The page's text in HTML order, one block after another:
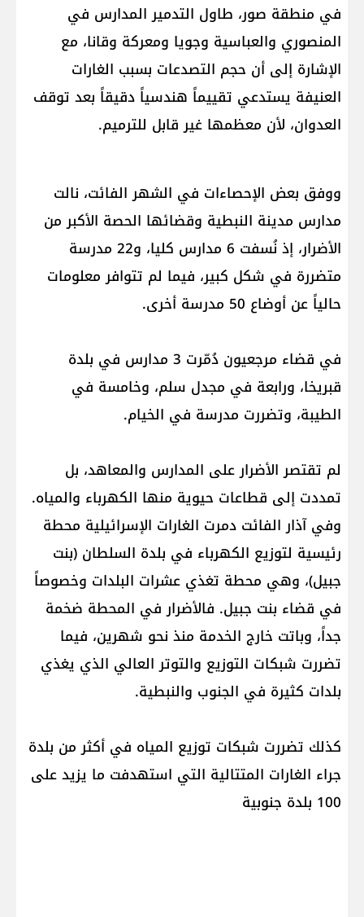
في منطقة صور، طاول التدمير المدارس في
المنصوري والعباسية وجويا ومعركة وقانا، مع
الإشارة إلى أن حجم التصدعات بسبب الغارات
العنيفة يستدعي تقييماً هندسياً دقيقاً بعد توقف
العدوان، لأن معظمها غير قابل للترميم.
ووفق بعض الإحصاءات في الشهر الفائت، نالت
مدارس مدينة النبطية وقضائها الحصة الأكبر من
الأضرار، إذ نُسفت 6 مدارس كليا، و22 مدرسة
متضررة في شكل كبير، فيما لم تتوافر معلومات
حالياً عن أوضاع 50 مدرسة أخرى.
في قضاء مرجعيون دُمّرت 3 مدارس في بلدة
قبريخا، ورابعة في مجدل سلم، وخامسة في
الطيبة، وتضررت مدرسة في الخيام.
لم تقتصر الأضرار على المدارس والمعاهد، بل
تمددت إلى قطاعات حيوية منها الكهرباء والمياه.
وفي آذار الفائت دمرت الغارات الإسرائيلية محطة
رئيسية لتوزيع الكهرباء في بلدة السلطان (بنت
جبيل)، وهي محطة تغذي عشرات البلدات وخصوصاً
في قضاء بنت جبيل. فالأضرار في المحطة ضخمة
جداً، وباتت خارج الخدمة منذ نحو شهرين، فيما
تضررت شبكات التوزيع والتوتر العالي الذي يغذي
بلدات كثيرة في الجنوب والنبطية.
كذلك تضررت شبكات توزيع المياه في أكثر من بلدة
جراء الغارات المتتالية التي استهدفت ما يزيد على
100 بلدة جنوبية